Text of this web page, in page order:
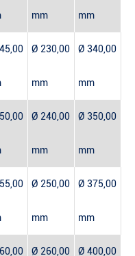
mm mm
Ø 230,00
mm
Ø 340,00
mm
Ø 240,00
mm
Ø 350,00
mm
Ø 250,00
mm
Ø 375,00
mm
Ø 260,00 Ø 400,00